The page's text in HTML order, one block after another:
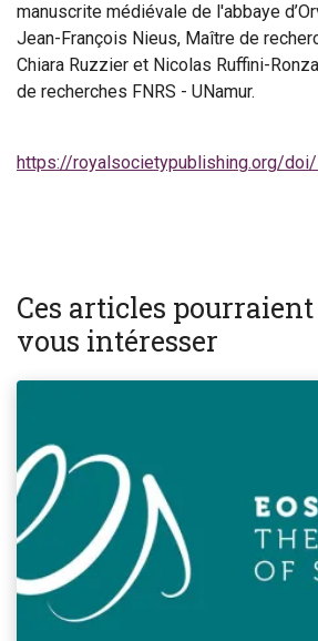
manuscrite médiévale de l'abbaye
Jean-François Nieus, Maître de
Chiara Ruzzier et Nicolas Ruffini-
de recherches FNRS - UNamur.
https://royalsocietypublishing.org/
Ces articles
vous intéresser